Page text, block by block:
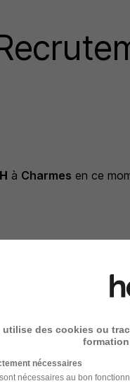
à Charmes en ce
utilise des cookies ou
nécessaires
nécessaires au bon